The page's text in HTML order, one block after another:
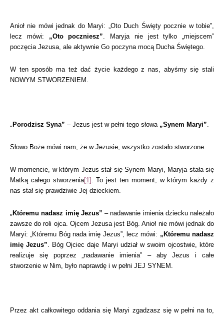
Anioł nie mówi jednak do Maryi: „Oto Duch Święty pocznie w tobie”,
lecz mówi: „Oto poczniesz”. Maryja nie jest tylko „miejscem”
poczęcia Jezusa, ale aktywnie Go poczyna mocą Ducha Świętego.
W ten sposób ma też dać życie każdego z nas, abyśmy się stali
NOWYM STWORZENIEM.
„Porodzisz Syna” – Jezus jest w pełni tego słowa „Synem Maryi”.
Słowo Boże mówi nam, że w Jezusie, wszystko zostało stworzone.
W momencie, w którym Jezus stał się Synem Maryi, Maryja stała się
Matką całego stworzenia[1] . To jest ten moment, w którym każdy z
nas stał się prawdziwie Jej dzieckiem.
„Któremu nadasz imię Jezus” – nadawanie imienia dziecku należało
zawsze do roli ojca. Ojcem Jezusa jest Bóg. Anioł nie mówi jednak do
Maryi: „Któremu Bóg nada imię Jezus”, lecz mówi: „Któremu nadasz
imię Jezus”. Bóg Ojciec daje Maryi udział w swoim ojcostwie, które
realizuje się poprzez „nadawanie imienia” – aby Jezus i całe
stworzenie w Nim, było naprawdę i w pełni JEJ SYNEM.
Przez akt całkowitego oddania się Maryi zgadzasz się w pełni na to,